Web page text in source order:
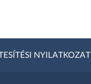
NYILATKOZAT